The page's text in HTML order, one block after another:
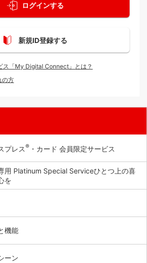
ログインする
新規ID登録する
ス「My Digital Connect」とは？
の方
プレス® ・カード 会員限定サービス
用 Platinum Special Serviceひとつ上の喜
を
機能
ーン